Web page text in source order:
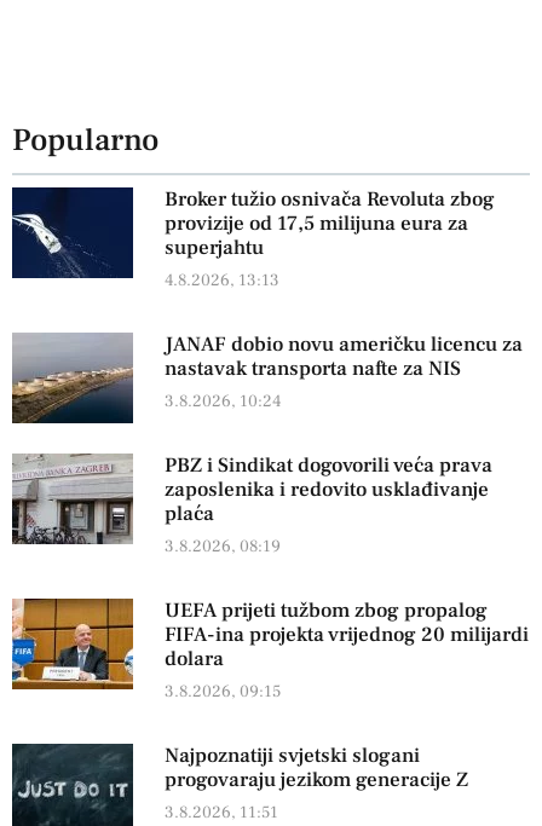
Popularno
Broker tužio osnivača Revoluta zbog
provizije od 17,5 milijuna eura za
superjahtu
4.8.2026, 13:13
JANAF dobio novu američku licencu za
nastavak transporta nafte za NIS
3.8.2026, 10:24
PBZ i Sindikat dogovorili veća prava
zaposlenika i redovito usklađivanje
plaća
3.8.2026, 08:19
UEFA prijeti tužbom zbog propalog
FIFA-ina projekta vrijednog 20 milijardi
dolara
3.8.2026, 09:15
Najpoznatiji svjetski slogani
progovaraju jezikom generacije Z
3.8.2026, 11:51